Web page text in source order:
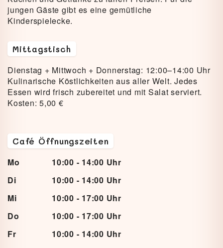
jungen Gäste gibt es eine gemütliche
Kinderspielecke.
Mittagstisch
Dienstag + Mittwoch + Donnerstag: 12:00–14:00 Uhr
Kulinarische Köstlichkeiten aus aller Welt. Jedes
Essen wird frisch zubereitet und mit Salat serviert.
Kosten: 5,00 €
Café Öffnungszeiten
Mo
10:00 - 14:00 Uhr
Di
10:00 - 14:00 Uhr
Mi
10:00 - 17:00 Uhr
Do
10:00 - 17:00 Uhr
Fr
10:00 - 14:00 Uhr